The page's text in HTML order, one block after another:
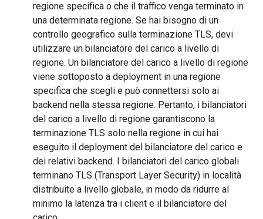
regione specifica o che il traffico venga terminato in
una determinata regione. Se hai bisogno di un
controllo geografico sulla terminazione TLS, devi
utilizzare un bilanciatore del carico a livello di
regione. Un bilanciatore del carico a livello di regione
viene sottoposto a deployment in una regione
specifica che scegli e può connettersi solo ai
backend nella stessa regione. Pertanto, i bilanciatori
del carico a livello di regione garantiscono la
terminazione TLS solo nella regione in cui hai
eseguito il deployment del bilanciatore del carico e
dei relativi backend. I bilanciatori del carico globali
terminano TLS (Transport Layer Security) in località
distribuite a livello globale, in modo da ridurre al
minimo la latenza tra i client e il bilanciatore del